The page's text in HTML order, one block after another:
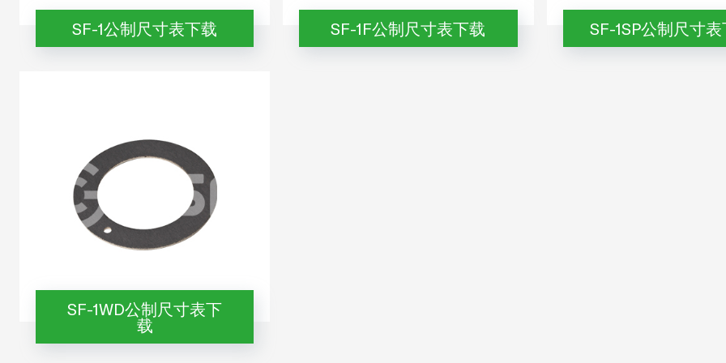
SF-1公制尺寸表下载 SF-1F公制尺寸表下载 SF-1SP公制尺寸
SF-1WD公制尺寸表下
载